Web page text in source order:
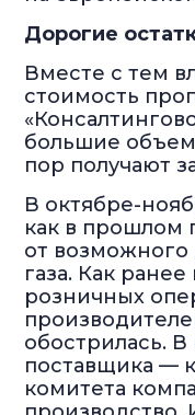
Дорогие
Вместе с тем
стоимость
большие
пор получают
В октябре-
как в прошлом
от
газа. Как
розничных
обострилась.
поставщика —
комитета